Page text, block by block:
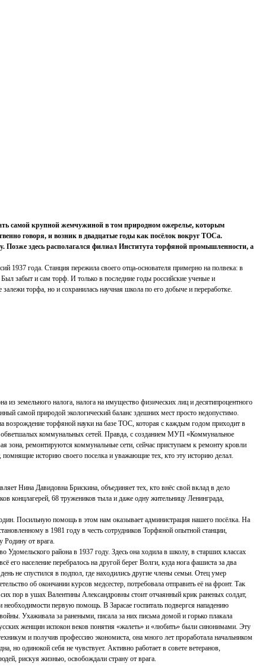
самой крупной жемчужиной в том природном ожерелье, которым
говоря, и возник в двадцатые годы как посёлок вокруг ТОСа.
здесь располагался филиал Института торфяной промышленности, а
1937 года. Станция пережила своего отца-основателя примерно на полвека: в
забыт и сам торф. И только в последние годы российские ученые и
торфа, но и сохранилась научная школа по его добыче и переработке.
из земельного налога, налога на имущество физических лиц и десятипроцентного
самой природой экологический баланс здешних мест просто недопустимо.
возрождение торфяной науки на базе ТОС, которая с каждым годом приходит в
обветшалых коммунальных сетей. Правда, с созданием МУП «Коммунальное
зона, ремонтируются коммунальные сети, сейчас приступаем к ремонту кровли
историю своего поселка и уважающие тех, кто эту историю делал.
Нина Давидовна Брискина, объединяет тех, кто внёс свой вклад в дело
концлагерей, 68 тружеников тыла и даже одну жительницу Ленинграда,
Посильную помощь в этом нам оказывает администрация нашего посёлка. На
в 1981 году в честь сотрудников Торфяной опытной станции,
Родину от врага.
района в 1937 году. Здесь она ходила в школу, в старших классах
население перебралось на другой берег Волги, куда нога фашиста за два
не спустился в подпол, где находились другие члены семьи. Отец умер
об окончании курсов медсестер, потребовала отправить её на фронт. Так
пор в ушах Валентины Александровны стоит отчаянный крик раненых солдат,
первую помощь. В Зарасае госпиталь подвергся нападению
Ухаживала за ранеными, писала за них письма домой и горько плакала
женщин испокон веков понятия «жалеть» и «любить» были синонимами. Эту
и получив профессию экономиста, она много лет проработала начальником
одинокой себя не чувствует. Активно работает в совете ветеранов,
рискуя жизнью, освобождали страну от врага.